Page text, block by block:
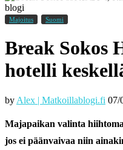
Majoitus Suomi
Break Sokos
hotelli
by Alex | Matkoillablogi.fi 07/
Majapaikan valinta
jos ei päänvaivaa niin